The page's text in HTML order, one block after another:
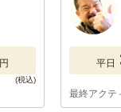
円 平日
最終アクテ